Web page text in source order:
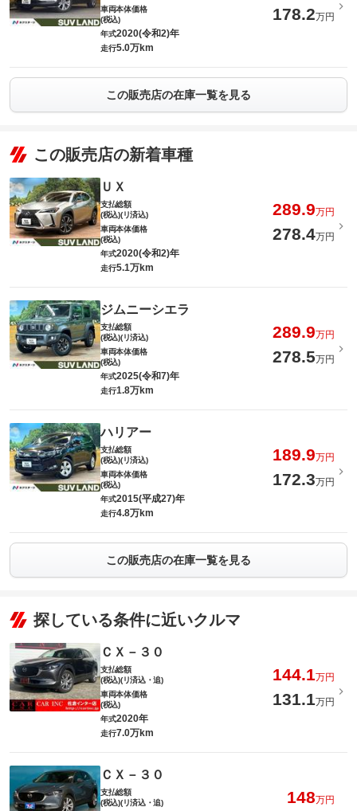
車両本体価格
(税込)
178.2万円
年式2020(令和2)年
走行5.0万km
この販売店の在庫一覧を見る
この販売店の新着車種
ＵＸ
支払総額
(税込)(リ済込)
289.9万円
車両本体価格
(税込)
278.4万円
年式2020(令和2)年
走行5.1万km
ジムニーシエラ
支払総額
(税込)(リ済込)
289.9万円
車両本体価格
(税込)
278.5万円
年式2025(令和7)年
走行1.8万km
ハリアー
支払総額
(税込)(リ済込)
189.9万円
車両本体価格
(税込)
172.3万円
年式2015(平成27)年
走行4.8万km
この販売店の在庫一覧を見る
探している条件に近いクルマ
ＣＸ－３０
支払総額
(税込)(リ済込・追)
144.1万円
車両本体価格
(税込)
131.1万円
年式2020年
走行7.0万km
ＣＸ－３０
支払総額
(税込)(リ済込・追)
148万円